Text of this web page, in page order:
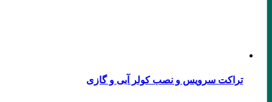
تراکت سرویس و نصب کولر آبی و گازی